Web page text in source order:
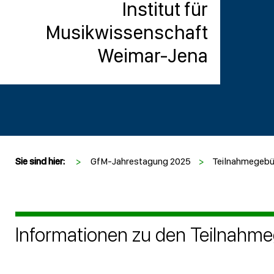
Institut für
Musikwissenschaft
Weimar-Jena
Sie sind hier: > GfM-Jahrestagung 2025 >
Informationen zu den